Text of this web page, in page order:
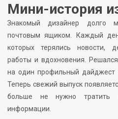
Мини-история
Знакомый дизайнер долго
почтовым ящиком. Каждый
которых терялись новости,
работы и вдохновения.
на один профильный дайджест
Теперь свежий выпуск
больше не нужно тратить
информации.